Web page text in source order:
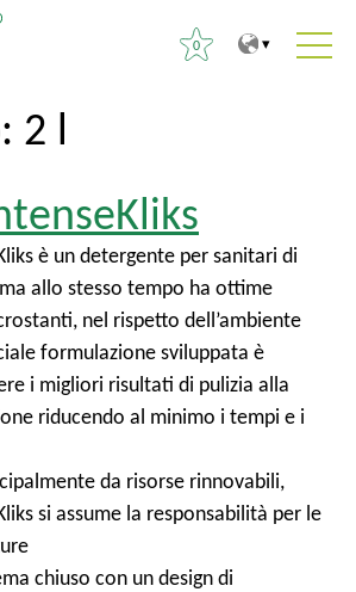
0
2 l
è un detergente per sanitari di
allo stesso tempo ha ottime
nel rispetto dell’ambiente
formulazione sviluppata è
i migliori risultati di pulizia alla
riducendo al minimo i tempi e i
da risorse rinnovabili,
si assume la responsabilità per le
chiuso con un design di